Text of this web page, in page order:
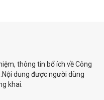
thông tin bổ ích về Công
dung được người dùng
khai.